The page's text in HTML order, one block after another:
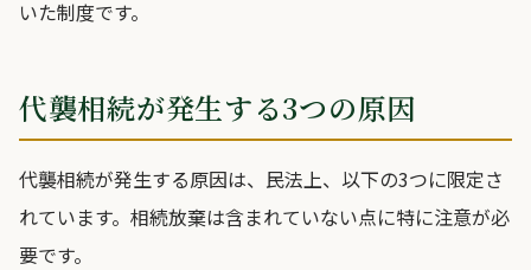
いた制度です。
代襲相続が発生する3つの原因
代襲相続が発生する原因は、民法上、以下の3つに限定さ
れています。相続放棄は含まれていない点に特に注意が必
要です。